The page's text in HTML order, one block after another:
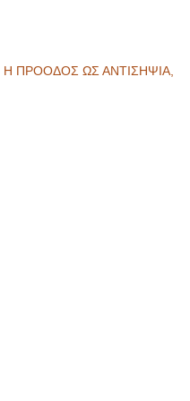
Η ΠΡΟΟΔΟΣ ΩΣ ΑΝΤΙΣΗΨΙΑ,